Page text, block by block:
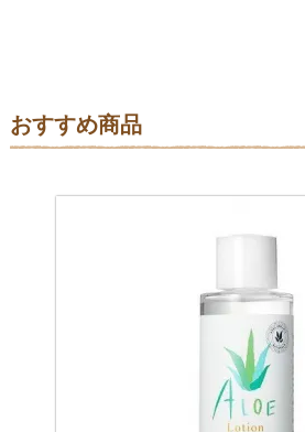
おすすめ商品